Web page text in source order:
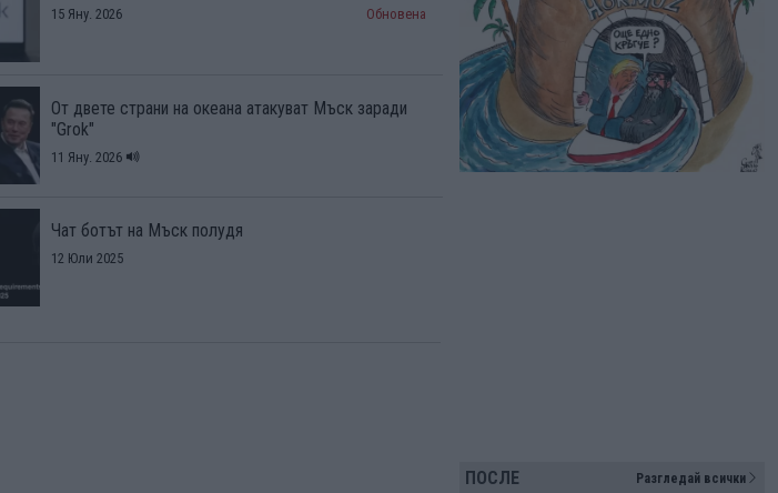
15 Яну. 2026 Обновена
От двете страни на океана атакуват Мъск заради
"Grok"
11 Яну. 2026
Чат ботът на Мъск полудя
12 Юли 2025
ПОСЛЕ Разгледай всички